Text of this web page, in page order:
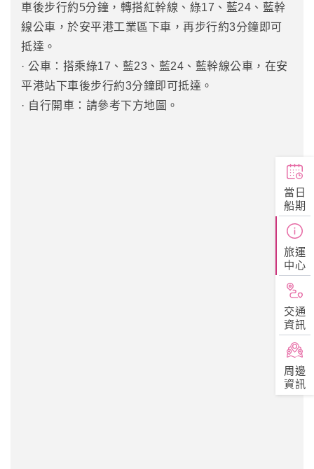
當日
船期
旅運
中心
交通
資訊
周邊
資訊
車後步行約5分鐘，轉搭紅幹線、綠17、藍24、藍幹
線公車，於安平港工業區下車，再步行約3分鐘即可
抵達。
· 公車：搭乘綠17、藍23、藍24、藍幹線公車，在安
平港站下車後步行約3分鐘即可抵達。
· 自行開車：請參考下方地圖。